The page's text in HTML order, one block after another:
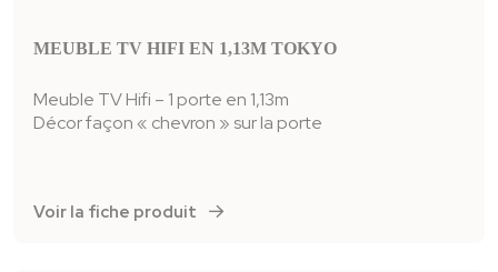
MEUBLE TV HIFI EN 1,13M TOKYO
Meuble TV Hifi – 1 porte en 1,13m
Décor façon « chevron » sur la porte
Voir la fiche produit